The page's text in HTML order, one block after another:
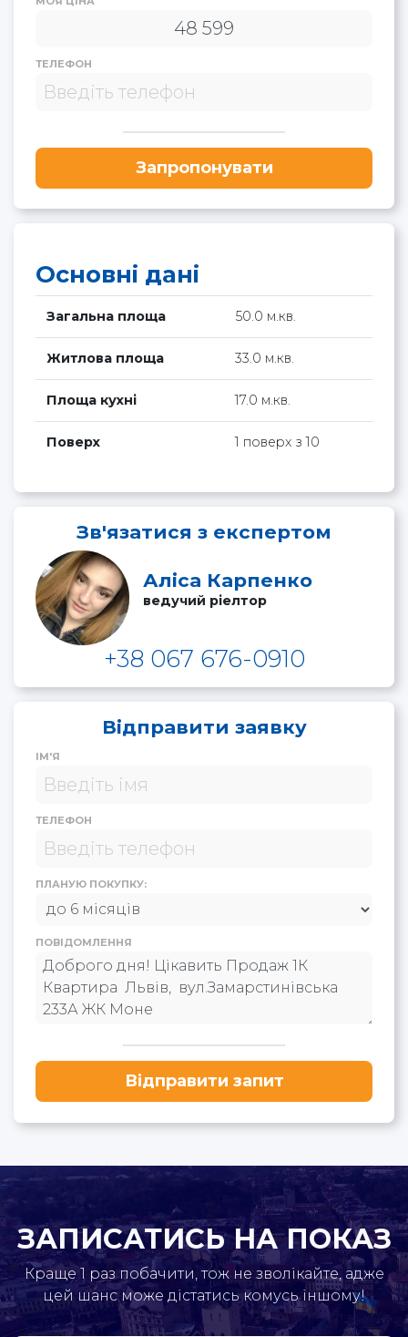
ТЕЛЕФОН
Запропонувати
Основні дані
Загальна площа 50.0 м.кв.
Житлова площа 33.0 м.кв.
Площа кухні 17.0 м.кв.
Поверх 1 поверх з 10
Зв'язатися з експертом
Аліса Карпенко
ведучий ріелтор
+38 067 676-0910
Відправити заявку
ІМ'Я
ТЕЛЕФОН
ПЛАНУЮ ПОКУПКУ:
ПОВІДОМЛЕННЯ
Відправити запит
ЗАПИСАТИСЬ НА ПОКАЗ
Краще 1 раз побачити, тож не зволікайте, адже
цей шанс може дістатись комусь іншому!